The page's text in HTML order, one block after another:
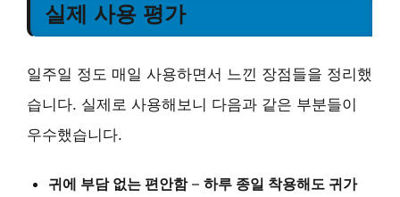
실제 사용 평가
일주일 정도 매일 사용하면서 느낀 장점들을 정리했
습니다. 실제로 사용해보니 다음과 같은 부분들이
우수했습니다.
귀에 부담 없는 편안함– 하루 종일 착용해도 귀가